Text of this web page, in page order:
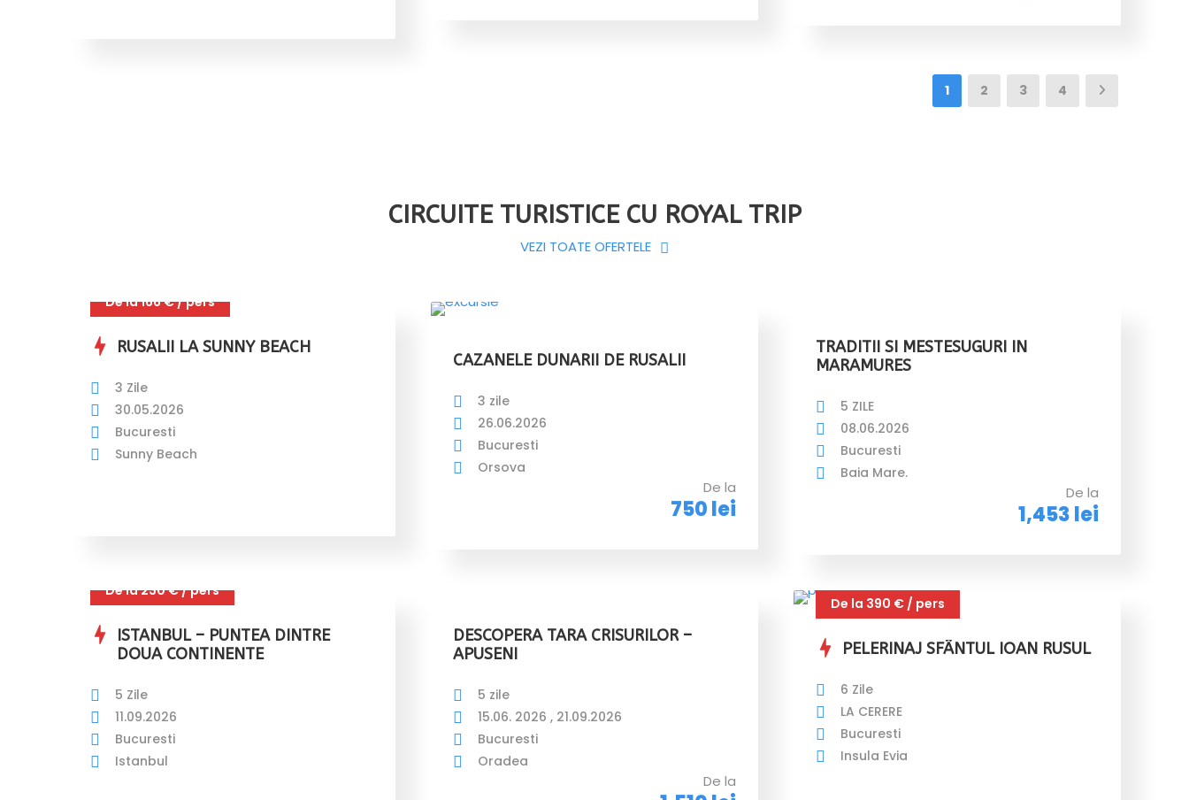
1 2 3 4
CIRCUITE TURISTICE CU ROYAL TRIP
VEZI TOATE OFERTELE
De la 166 € / pers
RUSALII LA SUNNY BEACH
3 Zile
30.05.2026
Bucuresti
Sunny Beach
CAZANELE DUNARII DE RUSALII
De la
750 lei
3 zile
26.06.2026
Bucuresti
Orsova
TRADITII SI MESTESUGURI IN
MARAMURES
De la
1,453 lei
5 ZILE
08.06.2026
Bucuresti
Baia Mare.
De la 230 € / pers
ISTANBUL – PUNTEA DINTRE
DOUA CONTINENTE
5 Zile
11.09.2026
Bucuresti
Istanbul
DESCOPERA TARA CRISURILOR –
APUSENI
De la
5 zile
15.06. 2026 , 21.09.2026
Bucuresti
Oradea
De la 390 € / pers
PELERINAJ SFÂNTUL IOAN RUSUL
6 Zile
LA CERERE
Bucuresti
Insula Evia